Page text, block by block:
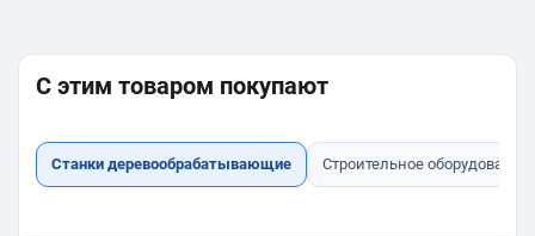
С этим товаром покупают
Станки деревообрабатывающие Строительное оборудование